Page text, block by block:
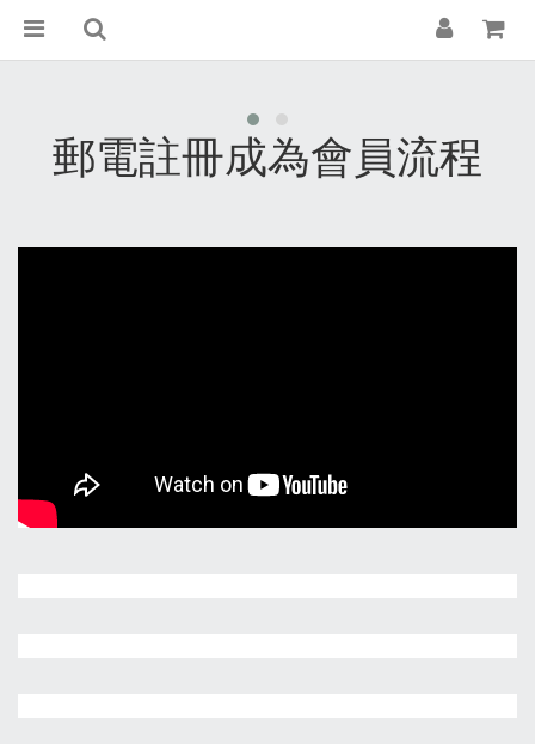
郵電註冊成為會員流程